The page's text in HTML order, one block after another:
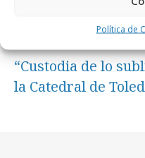
Política de
“Custodia de lo
la Catedral de